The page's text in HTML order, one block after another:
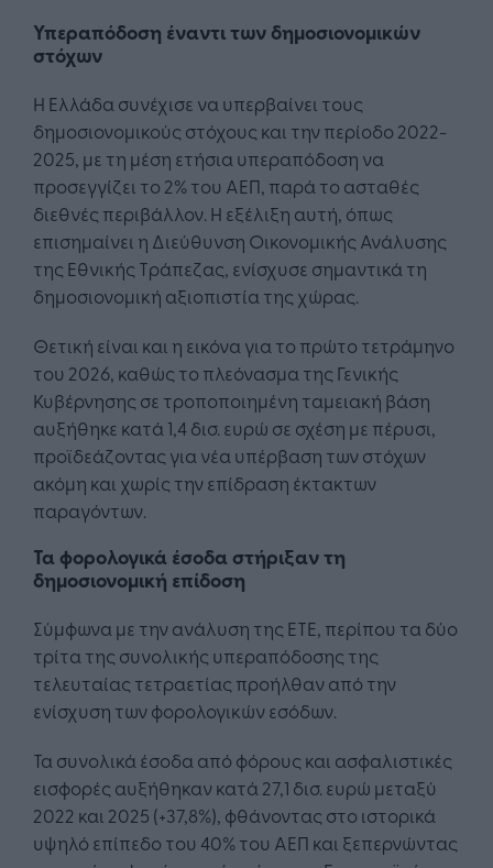
Υπεραπόδοση έναντι των δημοσιονομικών
στόχων
Η Ελλάδα συνέχισε να υπερβαίνει τους
δημοσιονομικούς στόχους και την περίοδο 2022-
2025, με τη μέση ετήσια υπεραπόδοση να
προσεγγίζει το 2% του ΑΕΠ, παρά το ασταθές
διεθνές περιβάλλον. Η εξέλιξη αυτή, όπως
επισημαίνει η Διεύθυνση Οικονομικής Ανάλυσης
της Εθνικής Τράπεζας, ενίσχυσε σημαντικά τη
δημοσιονομική αξιοπιστία της χώρας.
Θετική είναι και η εικόνα για το πρώτο τετράμηνο
του 2026, καθώς το πλεόνασμα της Γενικής
Κυβέρνησης σε τροποποιημένη ταμειακή βάση
αυξήθηκε κατά 1,4 δισ. ευρώ σε σχέση με πέρυσι,
προϊδεάζοντας για νέα υπέρβαση των στόχων
ακόμη και χωρίς την επίδραση έκτακτων
παραγόντων.
Τα φορολογικά έσοδα στήριξαν τη
δημοσιονομική επίδοση
Σύμφωνα με την ανάλυση της ΕΤΕ, περίπου τα δύο
τρίτα της συνολικής υπεραπόδοσης της
τελευταίας τετραετίας προήλθαν από την
ενίσχυση των φορολογικών εσόδων.
Τα συνολικά έσοδα από φόρους και ασφαλιστικές
εισφορές αυξήθηκαν κατά 27,1 δισ. ευρώ μεταξύ
2022 και 2025 (+37,8%), φθάνοντας στο ιστορικά
υψηλό επίπεδο του 40% του ΑΕΠ και ξεπερνώντας